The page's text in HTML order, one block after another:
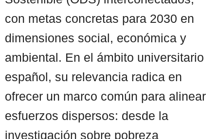
con metas concretas para 2030 en
dimensiones social, económica y
ambiental. En el ámbito universitario
español, su relevancia radica en
ofrecer un marco común para alinear
esfuerzos dispersos: desde la
investigación sobre pobreza